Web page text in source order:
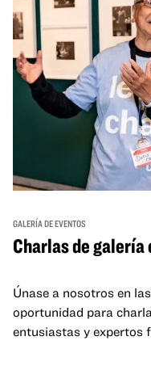
GALERÍA DE EVENTOS
Charlas de galería
Únase a nosotros en
oportunidad para
entusiastas y expertos